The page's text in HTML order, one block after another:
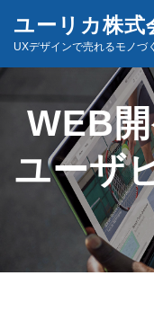
ユーリカ株式
UXデザインで売れるモノづ
ホーム 商品とサ
WEB
ユーザ